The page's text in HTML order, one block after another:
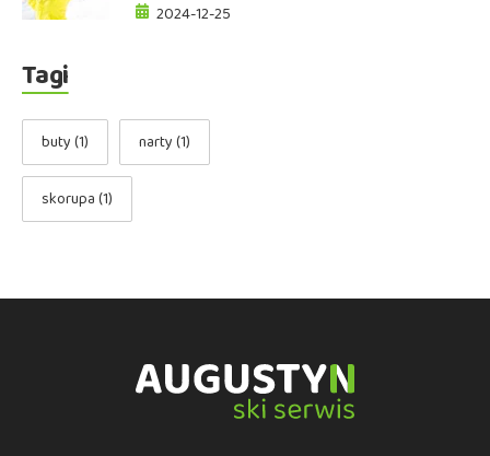
2024-12-25
Tagi
buty(1) narty(1)
skorupa(1)